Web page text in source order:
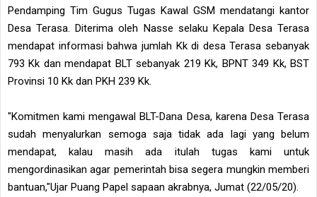
Pendamping Tim Gugus Tugas Kawal GSM mendatangi kantor
Desa Terasa. Diterima oleh Nasse selaku Kepala Desa Terasa
mendapat informasi bahwa jumlah Kk di desa Terasa sebanyak
793 Kk dan mendapat BLT sebanyak 219 Kk, BPNT 349 Kk, BST
Provinsi 10 Kk dan PKH 239 Kk.
"Komitmen kami mengawal BLT-Dana Desa, karena Desa Terasa
sudah menyalurkan semoga saja tidak ada lagi yang belum
mendapat, kalau masih ada itulah tugas kami untuk
mengordinasikan agar pemerintah bisa segera mungkin memberi
bantuan,"Ujar Puang Papel sapaan akrabnya, Jumat (22/05/20).